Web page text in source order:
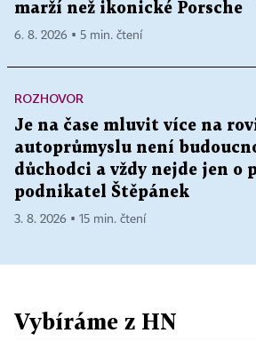
marží než ikonické Porsche
6. 8. 2026 ▪ 5 min. čtení
ROZHOVOR
Je na čase mluvit více na
autoprůmyslu není
důchodci a vždy nejde jen o
podnikatel Štěpánek
3. 8. 2026 ▪ 15 min. čtení
Vybíráme z HN